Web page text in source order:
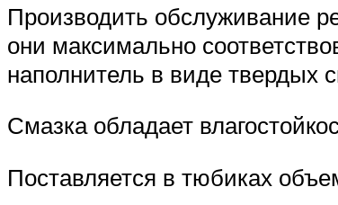
Производить обслуживание
они максимально
наполнитель в виде твердых
Смазка обладает
Поставляется в тюбиках